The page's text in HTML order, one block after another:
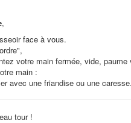
,
face à vous.
votre main fermée, vide, paume
main :
avec une friandise ou une caresse.
tour !